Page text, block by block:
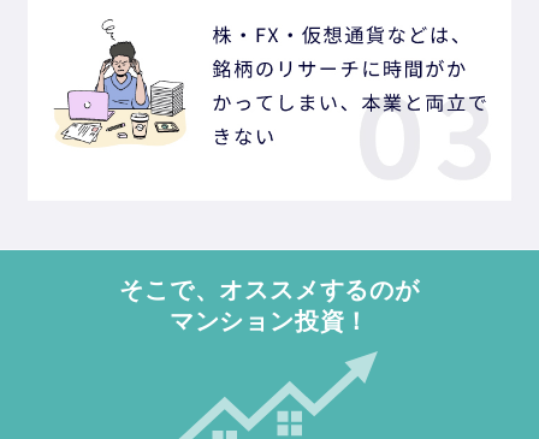
そこで、オススメするのが
マンション投資！